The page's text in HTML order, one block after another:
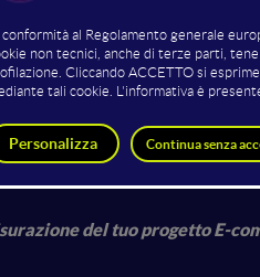
E-
del tuo progetto E-